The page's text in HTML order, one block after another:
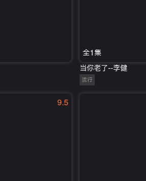
全1集
当你老了--李健
流行
9.5